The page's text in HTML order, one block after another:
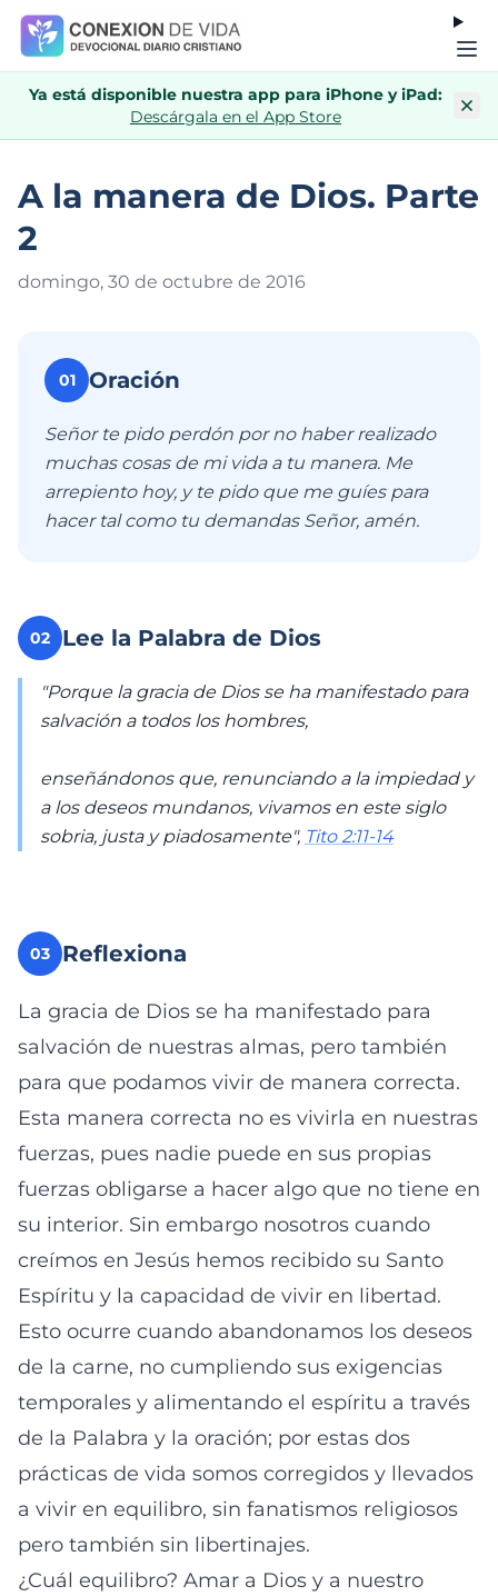
Ya está disponible nuestra app para iPhone y iPad:
Descárgala en el App Store
A la manera de Dios. Parte
2
domingo, 30 de octubre de 2016
01 Oración
Señor te pido perdón por no haber realizado
muchas cosas de mi vida a tu manera. Me
arrepiento hoy, y te pido que me guíes para
hacer tal como tu demandas Señor, amén.
02 Lee la Palabra de Dios
"Porque la gracia de Dios se ha manifestado para
salvación a todos los hombres,
enseñándonos que, renunciando a la impiedad y
a los deseos mundanos, vivamos en este siglo
sobria, justa y piadosamente", Tito 2:11-14
03 Reflexiona
La gracia de Dios se ha manifestado para
salvación de nuestras almas, pero también
para que podamos vivir de manera correcta.
Esta manera correcta no es vivirla en nuestras
fuerzas, pues nadie puede en sus propias
fuerzas obligarse a hacer algo que no tiene en
su interior. Sin embargo nosotros cuando
creímos en Jesús hemos recibido su Santo
Espíritu y la capacidad de vivir en libertad.
Esto ocurre cuando abandonamos los deseos
de la carne, no cumpliendo sus exigencias
temporales y alimentando el espíritu a través
de la Palabra y la oración; por estas dos
prácticas de vida somos corregidos y llevados
a vivir en equilibro, sin fanatismos religiosos
pero también sin libertinajes.
¿Cuál equilibro? Amar a Dios y a nuestro